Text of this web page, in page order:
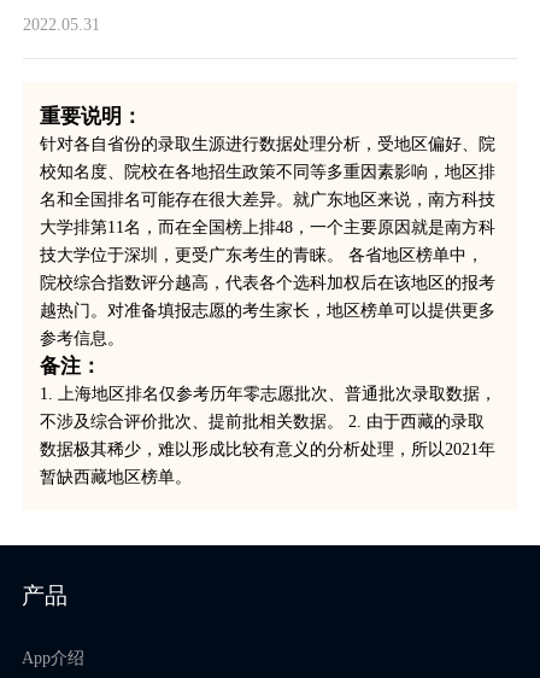
2022.05.31
重要说明：
针对各自省份的录取生源进行数据处理分析，受地区偏好、院
校知名度、院校在各地招生政策不同等多重因素影响，地区排
名和全国排名可能存在很大差异。就广东地区来说，南方科技
大学排第11名，而在全国榜上排48，一个主要原因就是南方科
技大学位于深圳，更受广东考生的青睐。 各省地区榜单中，
院校综合指数评分越高，代表各个选科加权后在该地区的报考
越热门。对准备填报志愿的考生家长，地区榜单可以提供更多
参考信息。
备注：
1. 上海地区排名仅参考历年零志愿批次、普通批次录取数据，
不涉及综合评价批次、提前批相关数据。 2. 由于西藏的录取
数据极其稀少，难以形成比较有意义的分析处理，所以2021年
暂缺西藏地区榜单。
产品
App介绍